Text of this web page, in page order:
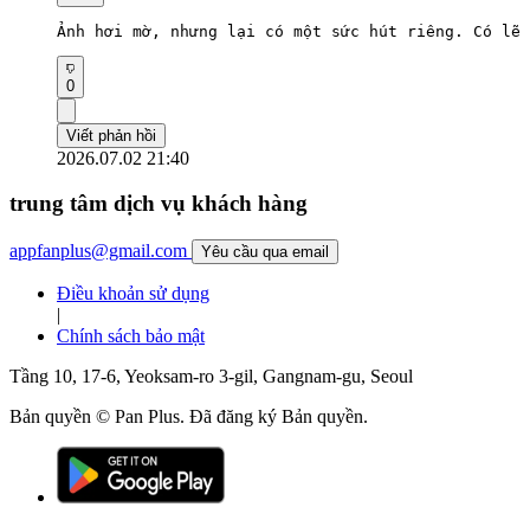
Ảnh hơi mờ, nhưng lại có một sức hút riêng. Có lẽ
0
Viết phản hồi
2026.07.02 21:40
trung tâm dịch vụ khách hàng
appfanplus@gmail.com Yêu cầu qua email
Điều khoản sử dụng
|
Chính sách bảo mật
Tầng 10, 17-6, Yeoksam-ro 3-gil, Gangnam-gu, Seoul
Bản quyền © Pan Plus. Đã đăng ký Bản quyền.